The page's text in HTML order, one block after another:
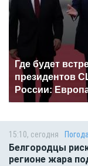
Где будет
президентов
России:
15:10, сегодня Погода
Белгородцы
регионе жара